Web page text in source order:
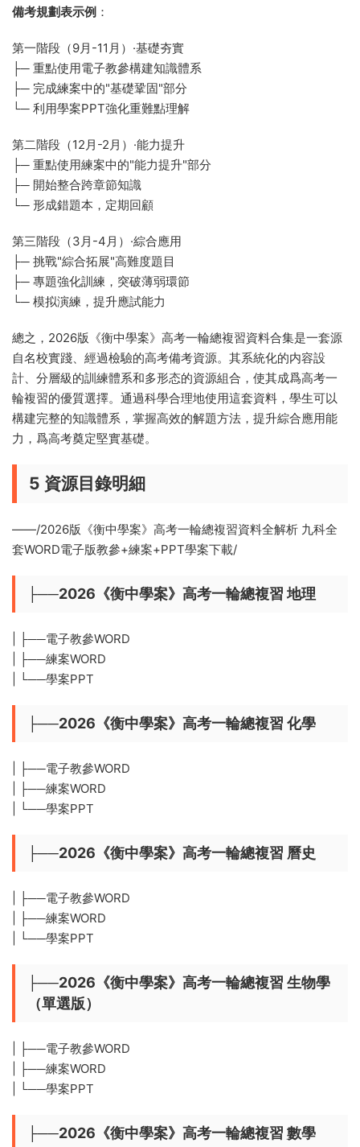
備考規劃表示例 ：
第一階段（9月-11月）·基礎夯實
├─ 重點使用電子教參構建知識體系
├─ 完成練案中的"基礎鞏固"部分
└─ 利用學案PPT強化重難點理解
第二階段（12月-2月）·能力提升
├─ 重點使用練案中的"能力提升"部分
├─ 開始整合跨章節知識
└─ 形成錯題本，定期回顧
第三階段（3月-4月）·綜合應用
├─ 挑戰"綜合拓展"高難度題目
├─ 專題強化訓練，突破薄弱環節
└─ 模拟演練，提升應試能力
總之，2026版《衡中學案》高考一輪總複習資料合集是一套源
自名校實踐、經過檢驗的高考備考資源。其系統化的内容設
計、分層級的訓練體系和多形态的資源組合，使其成爲高考一
輪複習的優質選擇。通過科學合理地使用這套資料，學生可以
構建完整的知識體系，掌握高效的解題方法，提升綜合應用能
力，爲高考奠定堅實基礎。
5 資源目錄明細
——/2026版《衡中學案》高考一輪總複習資料全解析 九科全
套WORD電子版教參+練案+PPT學案下載/
├──2026《衡中學案》高考一輪總複習 地理
| ├──電子教參WORD
| ├──練案WORD
| └──學案PPT
├──2026《衡中學案》高考一輪總複習 化學
| ├──電子教參WORD
| ├──練案WORD
| └──學案PPT
├──2026《衡中學案》高考一輪總複習 曆史
| ├──電子教參WORD
| ├──練案WORD
| └──學案PPT
├──2026《衡中學案》高考一輪總複習 生物學
（單選版）
| ├──電子教參WORD
| ├──練案WORD
| └──學案PPT
├──2026《衡中學案》高考一輪總複習 數學